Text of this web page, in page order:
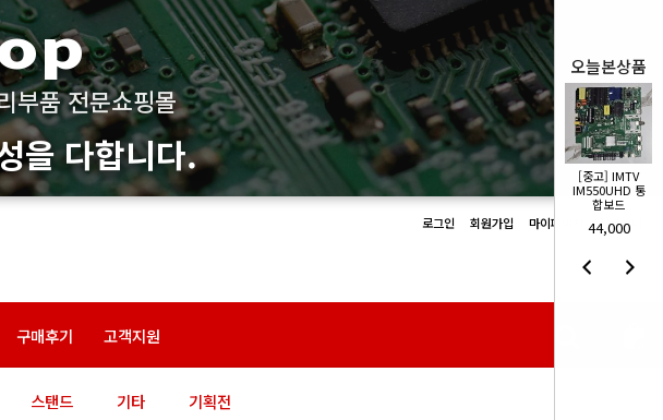
부품 전문쇼핑몰
을 다합니다.
로그인 회원가입 마이페이지 장바구니
구매후기 고객지원
스탠드 기타 기획전
오늘본상품
[중고] IMTV
IM550UHD 통
합보드
44,000
[중고] IMTV
IM550UHD 통
합보드
44,000